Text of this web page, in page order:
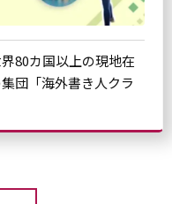
80カ国以上の現地在
団「海外書き人クラ